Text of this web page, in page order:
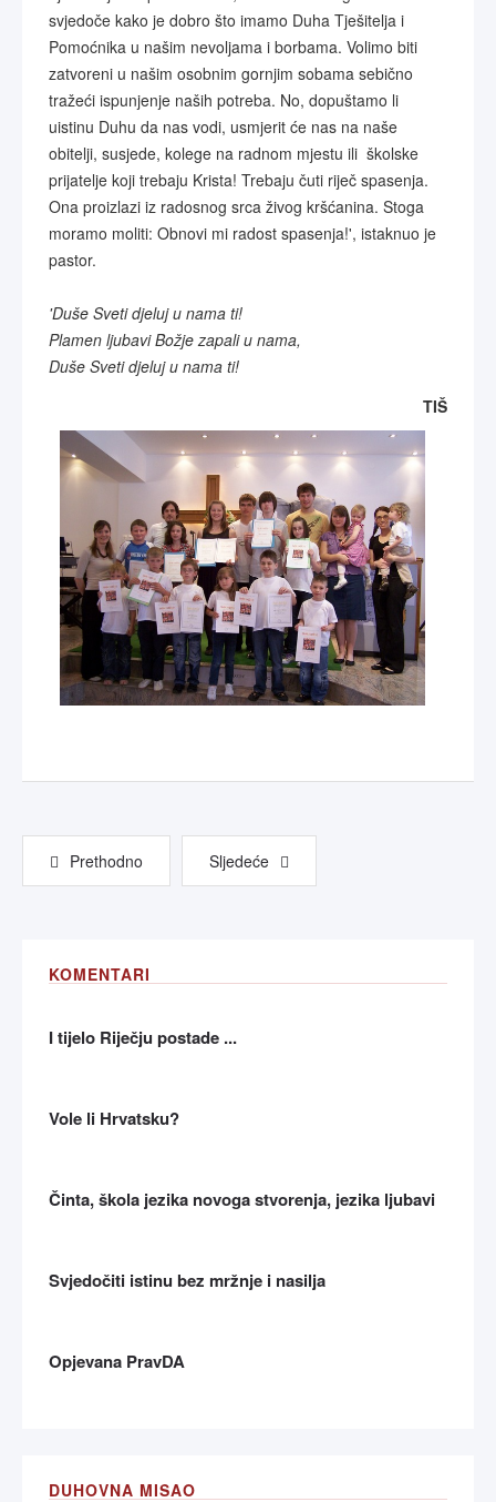
svjedoče kako je dobro što imamo Duha Tješitelja i
Pomoćnika u našim nevoljama i borbama. Volimo biti
zatvoreni u našim osobnim gornjim sobama sebično
tražeći ispunjenje naših potreba. No, dopuštamo li
uistinu Duhu da nas vodi, usmjerit će nas na naše
obitelji, susjede, kolege na radnom mjestu ili školske
prijatelje koji trebaju Krista! Trebaju čuti riječ spasenja.
Ona proizlazi iz radosnog srca živog kršćanina. Stoga
moramo moliti: Obnovi mi radost spasenja!', istaknuo je
pastor.
'Duše Sveti djeluj u nama ti!
Plamen ljubavi Božje zapali u nama,
Duše Sveti djeluj u nama ti!
TIŠ
Prethodno Sljedeće
KOMENTARI
I tijelo Riječju postade ...
Vole li Hrvatsku?
Činta, škola jezika novoga stvorenja, jezika ljubavi
Svjedočiti istinu bez mržnje i nasilja
Opjevana PravDA
DUHOVNA MISAO